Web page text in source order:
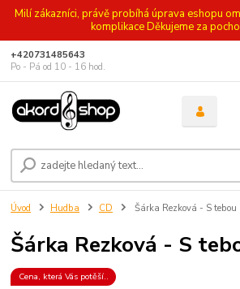
Milí zákazníci, právě probíhá úprava eshopu
komplikace Děkujeme za
+420731485643
Po - Pá od 10 - 16 hod.
Úvod Hudba CD Šárka Rezková - S tebou
Šárka Rezková - S
Cena, která Vás potěší..